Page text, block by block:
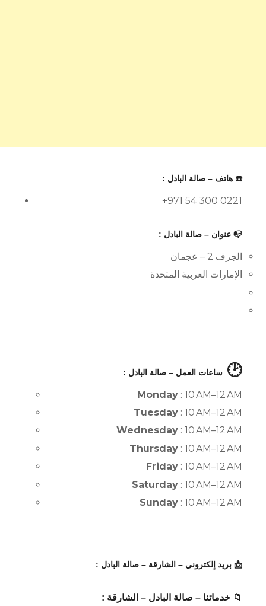
☎️ هاتف – صالة البادل :
+971 54 300 0221
📭 عنوان – صالة البادل :
الجرف 2 – عجمان
الإمارات العربية المتحدة
🕑 ساعات العمل – صالة البادل :
Monday : 10 AM–12 AM
Tuesday : 10 AM–12 AM
Wednesday : 10 AM–12 AM
Thursday : 10 AM–12 AM
Friday : 10 AM–12 AM
Saturday : 10 AM–12 AM
Sunday : 10 AM–12 AM
📩 بريد إلكتروني – الشارقة – صالة البادل :
📁 خدماتنا – صالة البادل – الشارقة :